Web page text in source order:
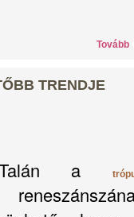
Tovább
TRENDJE
a